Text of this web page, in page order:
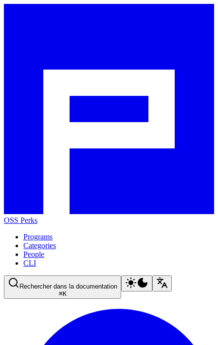
OSS Perks
Programs
Categories
People
CLI
Rechercher dans la documentation
⌘K